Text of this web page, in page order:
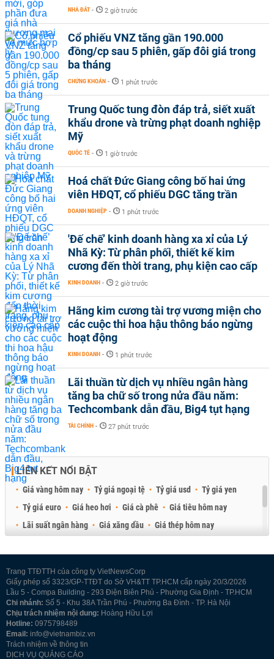
NHÀ ĐẤT - 2 giờ trước
Cổ phiếu VNZ tăng gần 190.000
đồng/cp sau 5 phiên, gấp đôi giá trong
ba tháng
CHỨNG KHOÁN - 1 phút trước
Trung Quốc tung đòn đáp trả, siết xuất
khẩu drone và trừng phạt doanh nghiệp
Mỹ
QUỐC TẾ - 1 giờ trước
Hoá chất Đức Giang công bố hai ứng
viên HĐQT, cổ phiếu DGC tăng trần
DOANH NGHIỆP - 1 phút trước
'Đế chế’ kinh doanh hàng xa xỉ của Lý
Nhã Kỳ: Từ phân phối, thiết kế kim
cương đến thời trang, phụ kiện cao cấp
KINH DOANH - 2 giờ trước
Hãng kim cương tài trợ vương miện cho
các cuộc thi hoa hậu thông báo ngừng
hoạt động
KINH DOANH - 1 phút trước
Lãi thuần từ dịch vụ nhiều ngân hàng
tăng ba chữ số trong nửa đầu năm:
Techcombank dẫn đầu, Big4 tụt hạng
TÀI CHÍNH - 27 phút trước
LIÊN KẾT NỔI BẬT
Giá vàng hôm nay Tỷ giá ngoại tệ Tỷ giá usd
Tỷ giá yen
Tỷ giá euro
Giá heo hơi Giá cà phê
Giá tiêu hôm nay
Lãi suất ngân hàng
Giá xăng dầu
Giá thép hôm nay
Trang TTĐTTH của công ty VietNewsCorp
Giấy phép số 3323/GP-TTĐT do Sở VH&TT TP.HCM cấp ngày 20/3/2026
Lầu 5 - Compa Building - 293 Điện Biên Phủ - Phường Gia Định - TP.HCM
Chi nhánh: Số 5 - Khu 38A Trần Phú - Phường Ba Đình - TP. Hà Nội
Chịu trách nhiệm nội dung: Hoàng Hữu Lợi
Hotline: 0975798489
Email: info@vietnambiz.vn
Trách nhiệm về thông tin
DỊCH VỤ QUẢNG CÁO